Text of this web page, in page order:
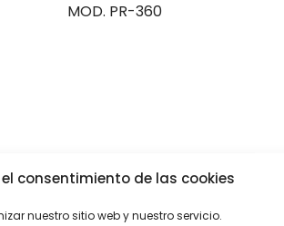
consentimiento de las cookies
nuestro sitio web y nuestro servicio.
MOD. PR-360